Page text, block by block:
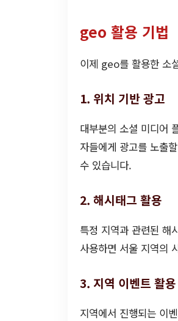
geo 활용 기법
이제 geo를 활용한 소
1. 위치 기반 광고
대부분의 소셜 미디어
자들에게 광고를 노출
수 있습니다.
2. 해시태그 활용
특정 지역과 관련된 해
사용하면 서울 지역의
3. 지역 이벤트 활용
지역에서 진행되는 이